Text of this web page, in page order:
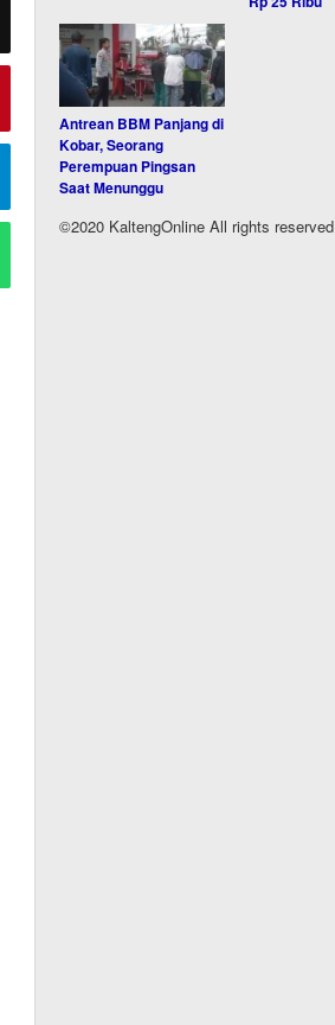
Antrean BBM Panjang di
Kobar, Seorang
Perempuan Pingsan
Saat Menunggu
©2020 KaltengOnline All rights reserved